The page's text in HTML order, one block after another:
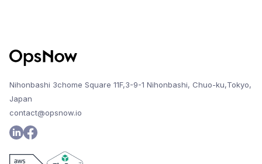
Nihonbashi 3chome Square 11F,3-9-1 Nihonbashi, Chuo-ku,Tokyo,
Japan
contact@opsnow.io